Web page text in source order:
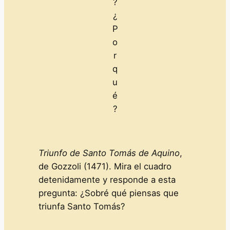
?
¿
P
o
r
q
u
é
?
Triunfo de Santo Tomás de Aquino,
de Gozzoli (1471). Mira el cuadro
detenidamente y responde a esta
pregunta: ¿Sobré qué piensas que
triunfa Santo Tomás?